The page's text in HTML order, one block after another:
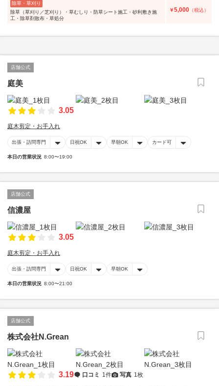
除草・草刈り
除草（草刈り／芝刈り）・草むしり・防草シート施工・砂利敷き施
工・除草剤散布・草処分
￥5,000 （税込）
店舗公式
庭美
3.05
庭木剪定・お手入れ
出張・訪問専門 日祝OK 早朝OK カード可
本日の営業状況 8:00〜19:00
店舗公式
信濃屋
3.05
庭木剪定・お手入れ
出張・訪問専門 日祝OK 早朝OK
本日の営業状況 8:00〜21:00
店舗公式
株式会社N.Grean
3.19 口コミ 1件 写真 1枚